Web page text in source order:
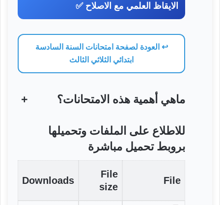
الايقاظ العلمي مع الاصلاح ✅
↩️ العودة لصفحة امتحانات السنة السادسة
ابتدائي الثلاثي الثالث
ماهي أهمية هذه الامتحانات؟ +
للاطلاع على الملفات وتحميلها
بروبط تحميل مباشرة
File
File
size
Downloads